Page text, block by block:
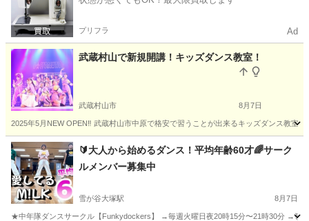
プリフラ Ad
武蔵村山で新規開講！キッズダンス教室！
武蔵村山市 8月7日
2025年5月NEW OPEN‼️ 武蔵村山市中原で格安で習うことが出来るキッズダンス教室
東京 武蔵村山市 ヒップホップ キッズダンス
🔰大人から始めるダンス！平均年齢60才🌈サーク
ルメンバー募集中
雪が谷大塚駅 8月7日
★中年隊ダンスサークル【Funkydockers】 →毎週火曜日夜20時15分〜21時30分 →嶺